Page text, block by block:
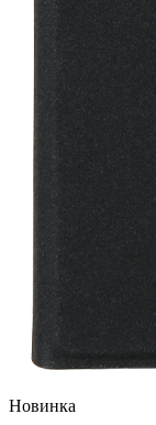
Новинка